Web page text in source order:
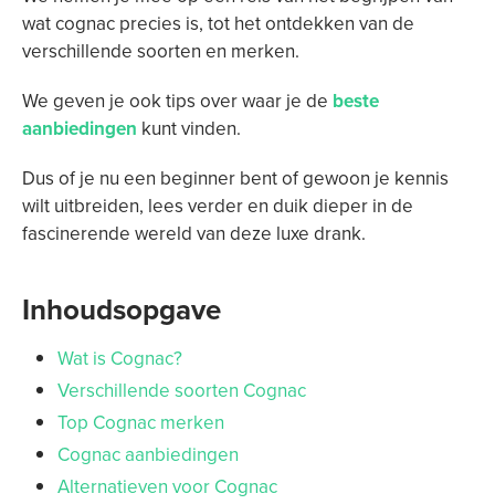
wat cognac precies is, tot het ontdekken van de
verschillende soorten en merken.
We geven je ook tips over waar je de beste
aanbiedingen kunt vinden.
Dus of je nu een beginner bent of gewoon je kennis
wilt uitbreiden, lees verder en duik dieper in de
fascinerende wereld van deze luxe drank.
Inhoudsopgave
Wat is Cognac?
Verschillende soorten Cognac
Top Cognac merken
Cognac aanbiedingen
Alternatieven voor Cognac